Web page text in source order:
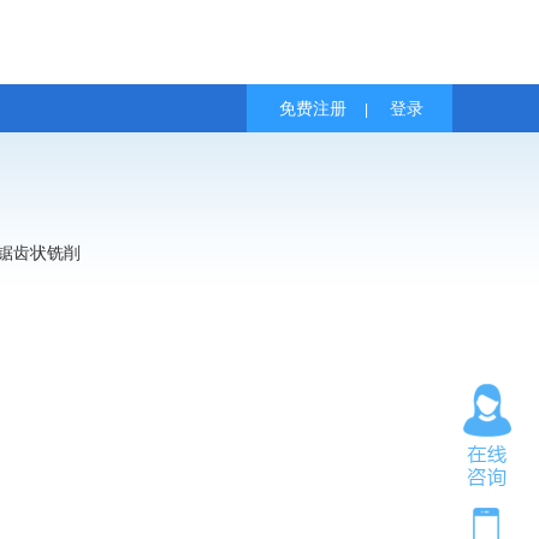
免费注册 登录
齿状铣削